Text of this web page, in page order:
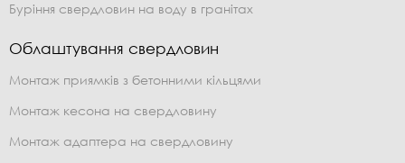
Буріння свердловин на воду в гранітах
Облаштування свердловин
Монтаж приямків з бетонними кільцями
Монтаж кесона на свердловину
Монтаж адаптера на свердловину